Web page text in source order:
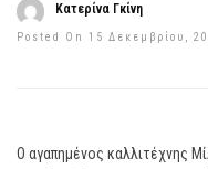
Κατερίνα Γκίνη
Posted On 15 Δεκεμβρίου,
Ο αγαπημένος καλλιτέχνης